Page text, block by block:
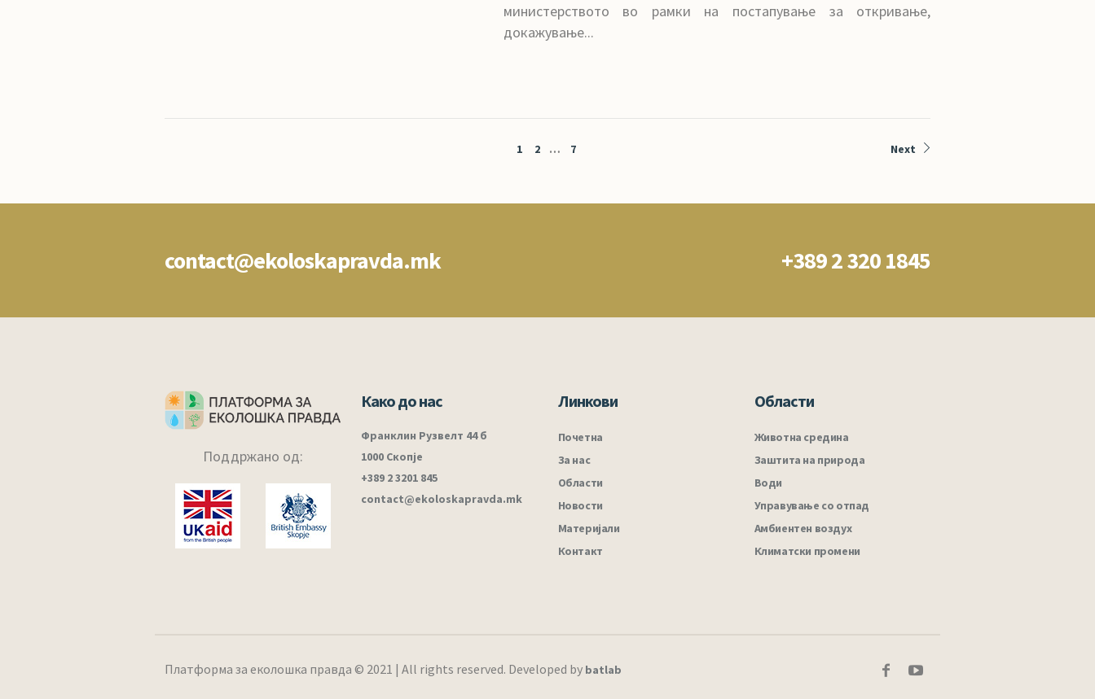
министерството во рамки на постапување за откривање,
докажување...
1 2 … 7 Next
contact@ekoloskapravda.mk +389 2 320 1845
Поддржано од:
Како до нас
Франклин Рузвелт 44 б
1000 Скопје
+389 2 3201 845
contact@ekoloskapravda.mk
Линкови
Почетна
За нас
Области
Новости
Материјали
Контакт
Области
Животна средина
Заштита на природа
Води
Управување со отпад
Амбиентен воздух
Климатски промени
Платформа за еколошка правда © 2021 | All rights reserved. Developed by batlab